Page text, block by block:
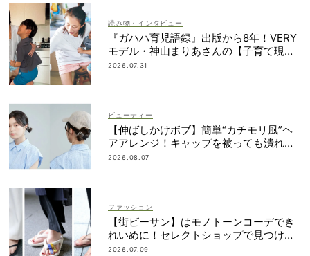
読み物・インタビュー
『ガハハ育児語録』出版から8年！VERY
モデル・神山まりあさんの【子育て現在
地】
2026.07.31
ビューティー
【伸ばしかけボブ】簡単“カチモリ風”ヘ
アアレンジ！キャップを被っても潰れな
い
2026.08.07
ファッション
【街ビーサン】はモノトーンコーデでき
れいめに！セレクトショップで見つける
ママ多数
2026.07.09